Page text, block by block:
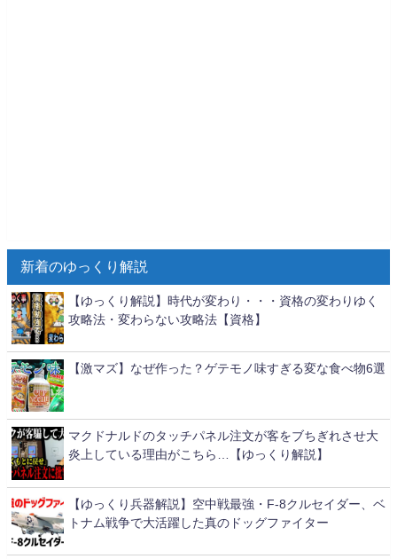
新着のゆっくり解説
【ゆっくり解説】時代が変わり・・・資格の変わりゆく
攻略法・変わらない攻略法【資格】
【激マズ】なぜ作った？ゲテモノ味すぎる変な食べ物6選
マクドナルドのタッチパネル注文が客をブちぎれさせ大
炎上している理由がこちら…【ゆっくり解説】
【ゆっくり兵器解説】空中戦最強・F-8クルセイダー、ベ
トナム戦争で大活躍した真のドッグファイター